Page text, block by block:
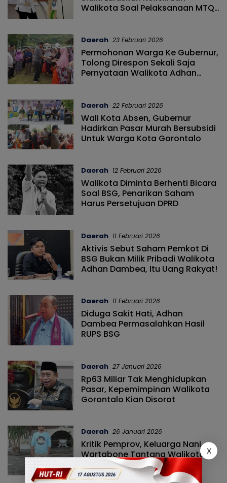
Walikota Soal Pelaksanaan MTQ
Daerah 23 Februari 2026
Permohonan Warga Ke Gubernur,
Tolong Direspon Sekali Saja
Pernyataan Walikota Adhan
Daerah 22 Februari 2026
Wali Kota Absen, Gubernur
Hadirkan Pasar Murah Bersubsidi
Untuk Warga Kota Gorontalo
Daerah 12 Februari 2026
Walikota Diminta Berhenti Bicara
Soal BSG, Penarikan Saham
Harus Persetujuan DPRD
Daerah 11 Februari 2026
Aktivis Sebut Saham Pemkot Di
BSG Bukan Milik Pribadi Walikota
Adhan Dambea, Itu Uang Rakyat!
Daerah 11 Februari 2026
Diduga Sakit Hati, Adhan
Dambea Permasalahkan Hasil
RUPS BSG
Daerah 27 Januari 2026
Rp63 Miliar Tak Menghidupkan
Pasar, Kepemimpinan Walikota
Gorontalo Kian Disorot
Daerah 26 Januari 2026
Kritik Pemprov, Keluarga Nani
Wartabone Tantang Walikota
Adhan Dambea
X